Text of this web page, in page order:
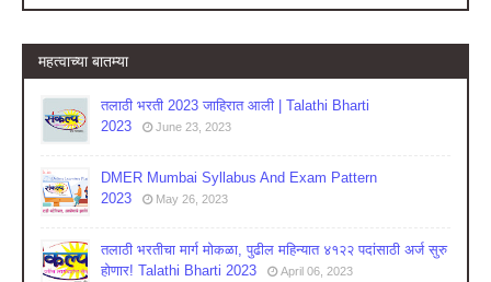
महत्वाच्या बातम्या
तलाठी भरती 2023 जाहिरात आली | Talathi Bharti
2023
June 23, 2023
DMER Mumbai Syllabus And Exam Pattern
2023
May 26, 2023
तलाठी भरतीचा मार्ग मोकळा, पुढील महिन्यात ४१२२ पदांसाठी अर्ज सुरु
होणार! Talathi Bharti 2023
April 06, 2023